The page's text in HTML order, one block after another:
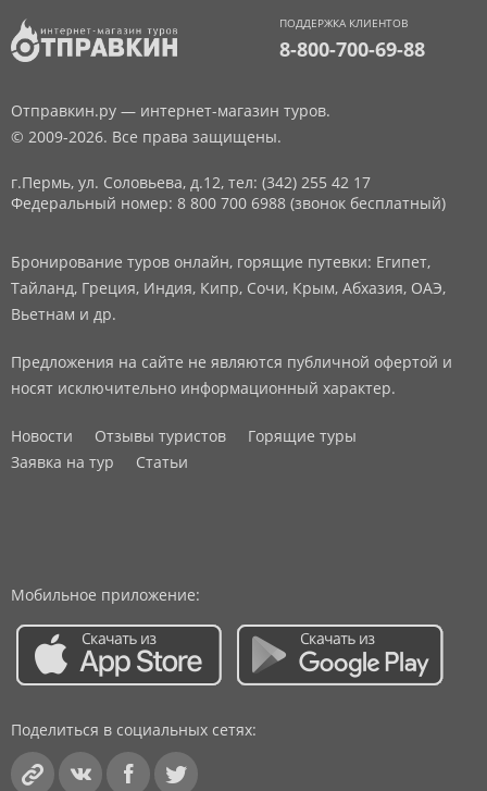
ПОДДЕРЖКА КЛИЕНТОВ
8-800-700-69-88
Отправкин.ру — интернет-магазин туров.
© 2009-2026. Все права защищены.
г.Пермь, ул. Соловьева, д.12, тел: (342) 255 42 17
Федеральный номер: 8 800 700 6988 (звонок бесплатный)
Бронирование туров онлайн, горящие путевки: Египет,
Тайланд, Греция, Индия, Кипр, Сочи, Крым, Абхазия, ОАЭ,
Вьетнам и др.
Предложения на сайте не являются публичной офертой и
носят исключительно информационный характер.
Новости Отзывы туристов
Горящие туры
Заявка на тур
Статьи
Мобильное приложение:
Поделиться в социальных сетях: